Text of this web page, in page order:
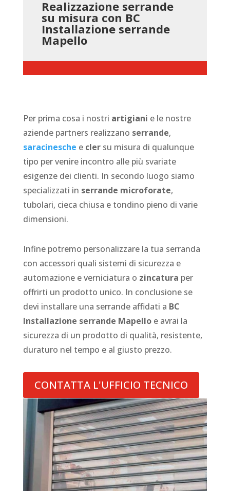
Realizzazione serrande
su misura con BC
Installazione serrande
Mapello
Per prima cosa i nostri artigiani e le nostre
aziende partners realizzano serrande,
saracinesche e clersu misura di qualunque
tipo per venire incontro alle più svariate
esigenze dei clienti. In secondo luogo siamo
specializzati in serrande microforate,
tubolari, cieca chiusa e tondino pieno di varie
dimensioni.
Infine potremo personalizzare la tua serranda
con accessori quali sistemi di sicurezza e
automazione e verniciatura o zincatura per
offrirti un prodotto unico. In conclusione se
devi installare una serrande affidati a BC
Installazione serrande Mapelloe avrai la
sicurezza di un prodotto di qualità, resistente,
duraturo nel tempo e al giusto prezzo.
CONTATTA L'UFFICIO TECNICO